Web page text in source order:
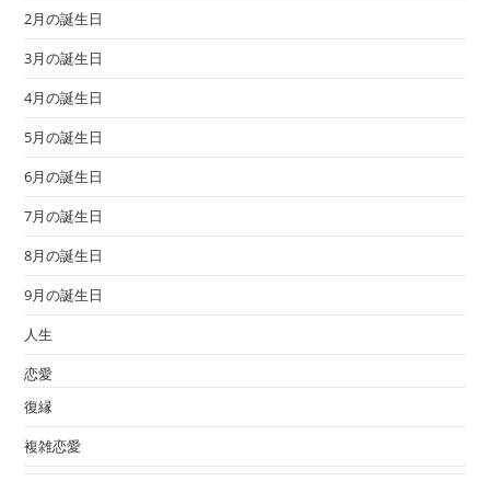
2月の誕生日
3月の誕生日
4月の誕生日
5月の誕生日
6月の誕生日
7月の誕生日
8月の誕生日
9月の誕生日
人生
恋愛
復縁
複雑恋愛